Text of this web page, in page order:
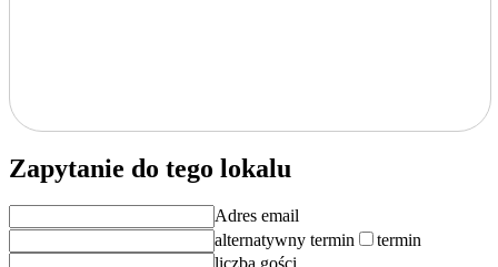
Zapytanie do tego lokalu
Adres email
alternatywny termin
termin